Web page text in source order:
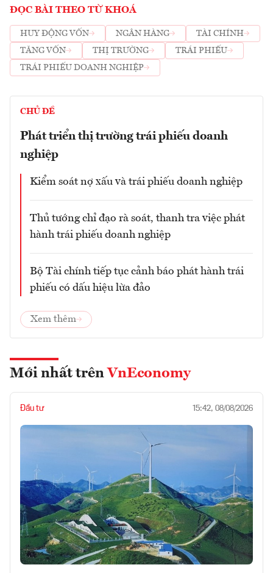
ĐỌC BÀI THEO TỪ KHOÁ
HUY ĐỘNG VỐN NGÂN HÀNG
TÀI CHÍNH
TĂNG VỐN
THỊ TRƯỜNG
TRÁI PHIẾU
TRÁI PHIẾU DOANH NGHIỆP
CHỦ ĐỀ
Phát triển thị trường trái phiếu doanh
nghiệp
Kiểm soát nợ xấu và trái phiếu doanh nghiệp
Thủ tướng chỉ đạo rà soát, thanh tra việc phát
hành trái phiếu doanh nghiệp
Bộ Tài chính tiếp tục cảnh báo phát hành trái
phiếu có dấu hiệu lừa đảo
Xem thêm
Mới nhất trên VnEconomy
Đầu tư 15:42, 08/08/2026